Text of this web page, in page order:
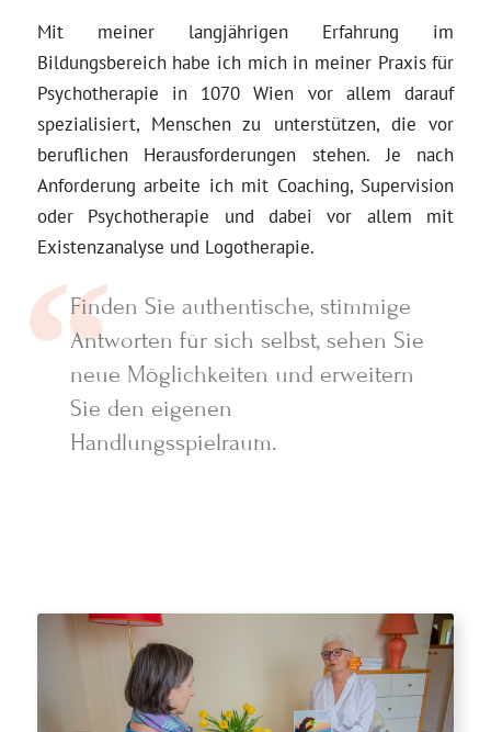
Mit meiner langjährigen Erfahrung im
Bildungsbereich habe ich mich in meiner Praxis für
Psychotherapie in 1070 Wien vor allem darauf
spezialisiert, Menschen zu unterstützen, die vor
beruflichen Herausforderungen stehen. Je nach
Anforderung arbeite ich mit Coaching, Supervision
oder Psychotherapie und dabei vor allem mit
Existenz­analyse und Logotherapie.
Finden Sie authentische, stimmige
Antworten für sich selbst, sehen Sie
neue Möglichkeiten und erweitern
Sie den eigenen
Handlungsspielraum.